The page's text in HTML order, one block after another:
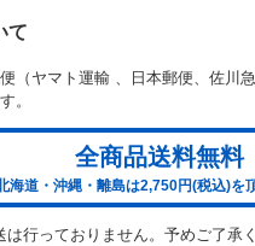
て
（ヤマト運輸 、日本郵便、佐川
。
全商品送料無料
海道・沖縄・離島は2,750円(税込)を
行っておりません。予めご了承